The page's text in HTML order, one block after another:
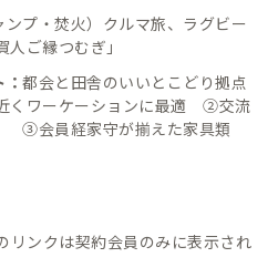
プ・焚火）クルマ旅、ラグビー
ご縁つむぎ」
都会と田舎のいいとこどり拠点
くワーケーションに最適 ②交流
③会員経家守が揃えた家具類
リンクは契約会員のみに表示され